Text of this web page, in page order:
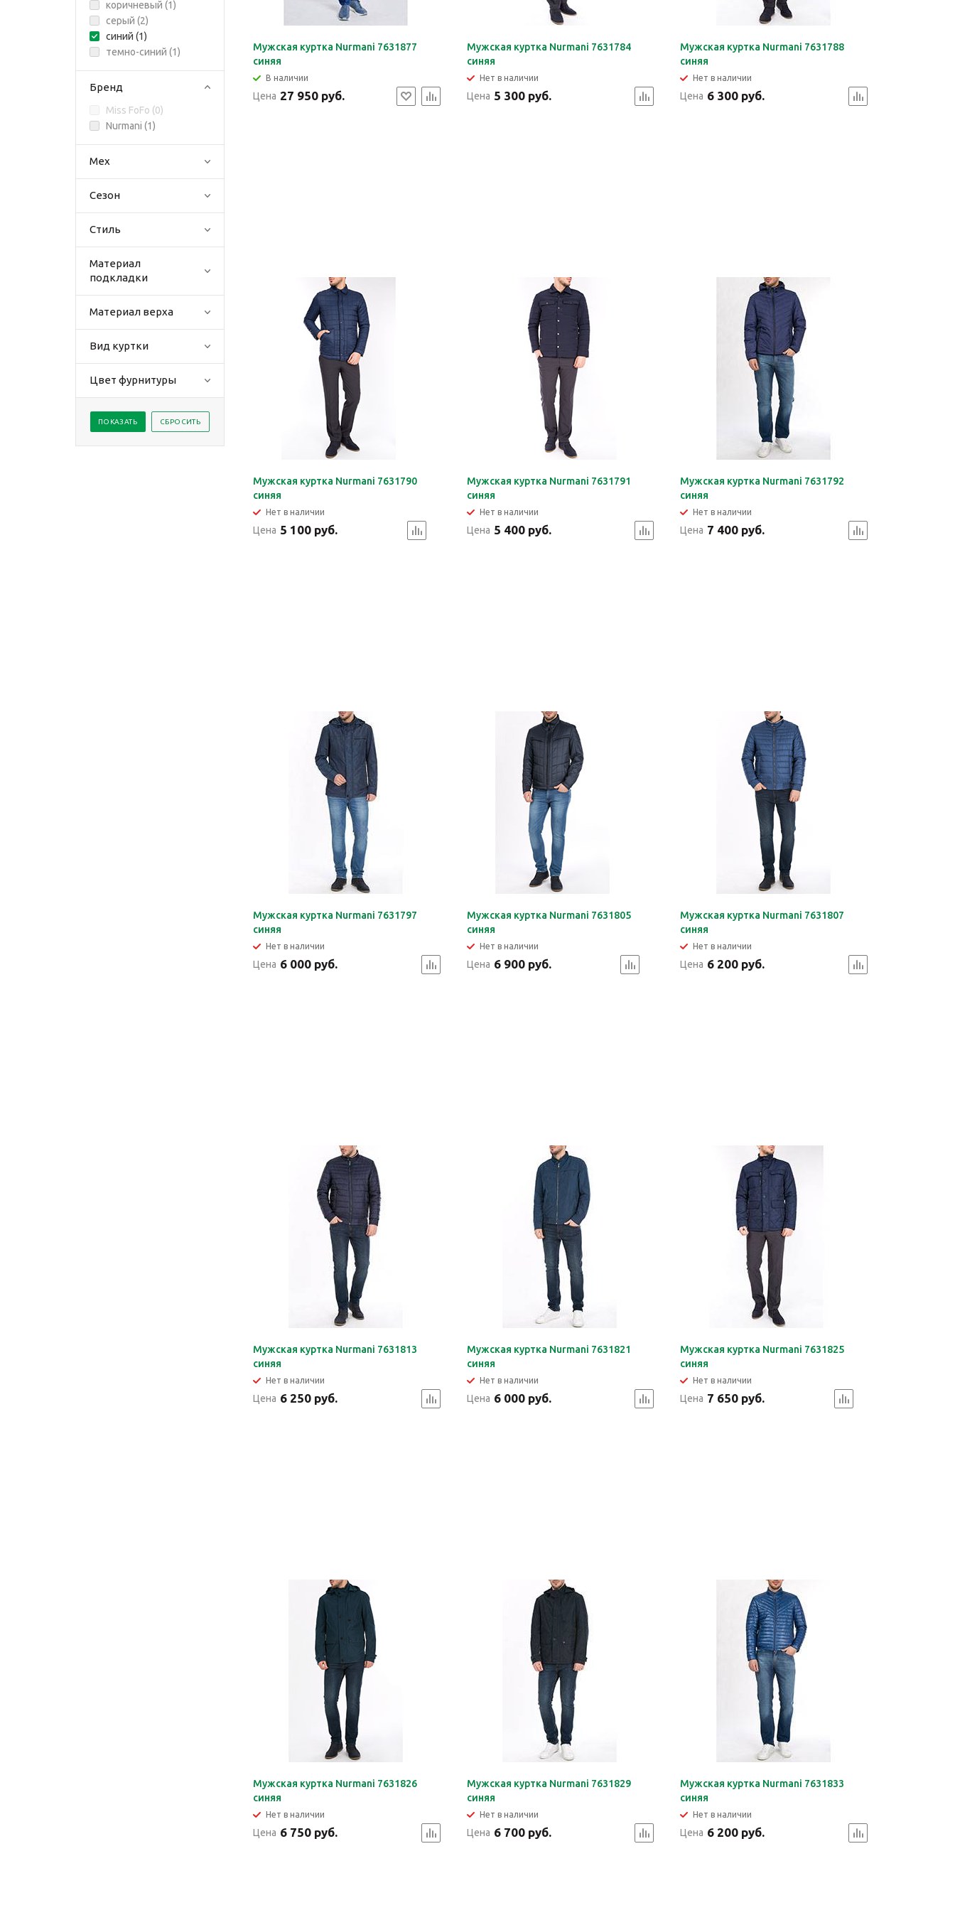
коричневый (1)
серый (2)
синий (1)
темно-синий (1)
Бренд
Miss FoFo (0)
Nurmani (1)
Мех
Сезон
Стиль
Материал
подкладки
Материал верха
Вид куртки
Цвет фурнитуры
Мужская куртка Nurmani 7631877
синяя
В наличии
Цена 27 950 руб.
Мужская куртка Nurmani 7631784
синяя
Нет в наличии
Цена 5 300 руб.
Мужская куртка Nurmani 7631788
синяя
Нет в наличии
Цена 6 300 руб.
Мужская куртка Nurmani 7631790
синяя
Нет в наличии
Цена 5 100 руб.
Мужская куртка Nurmani 7631791
синяя
Нет в наличии
Цена 5 400 руб.
Мужская куртка Nurmani 7631792
синяя
Нет в наличии
Цена 7 400 руб.
Мужская куртка Nurmani 7631797
синяя
Нет в наличии
Цена 6 000 руб.
Мужская куртка Nurmani 7631805
синяя
Нет в наличии
Цена 6 900 руб.
Мужская куртка Nurmani 7631807
синяя
Нет в наличии
Цена 6 200 руб.
Мужская куртка Nurmani 7631813
синяя
Нет в наличии
Цена 6 250 руб.
Мужская куртка Nurmani 7631821
синяя
Нет в наличии
Цена 6 000 руб.
Мужская куртка Nurmani 7631825
синяя
Нет в наличии
Цена 7 650 руб.
Мужская куртка Nurmani 7631826
синяя
Нет в наличии
Цена 6 750 руб.
Мужская куртка Nurmani 7631829
синяя
Нет в наличии
Цена 6 700 руб.
Мужская куртка Nurmani 7631833
синяя
Нет в наличии
Цена 6 200 руб.